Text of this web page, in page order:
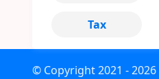
Tax
© Copyright2021 - 2026